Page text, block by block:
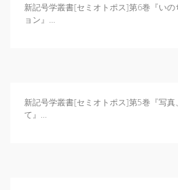
新記号学叢書[セミオトポス]第6巻『い
ョン』...
新記号学叢書[セミオトポス]第5巻『写真
て』...